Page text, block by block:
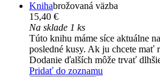
Knihabrožovaná väzba
15,40 €
Na sklade 1 ks
Túto knihu máme síce aktuálne
posledné kusy. Ak ju chcete mať
Dodanie ďalších môže trvať
Pridať do zoznamu